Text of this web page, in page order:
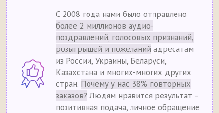
С 2008 года нами было отправлено
более 2 миллионов аудио-
поздравлений, голосовых признаний,
розыгрышей и пожеланий адресатам
из России, Украины, Беларуси,
Казахстана и многих-многих других
стран. Почему у нас 38% повторных
заказов? Людям нравится результат –
позитивная подача, личное обращение